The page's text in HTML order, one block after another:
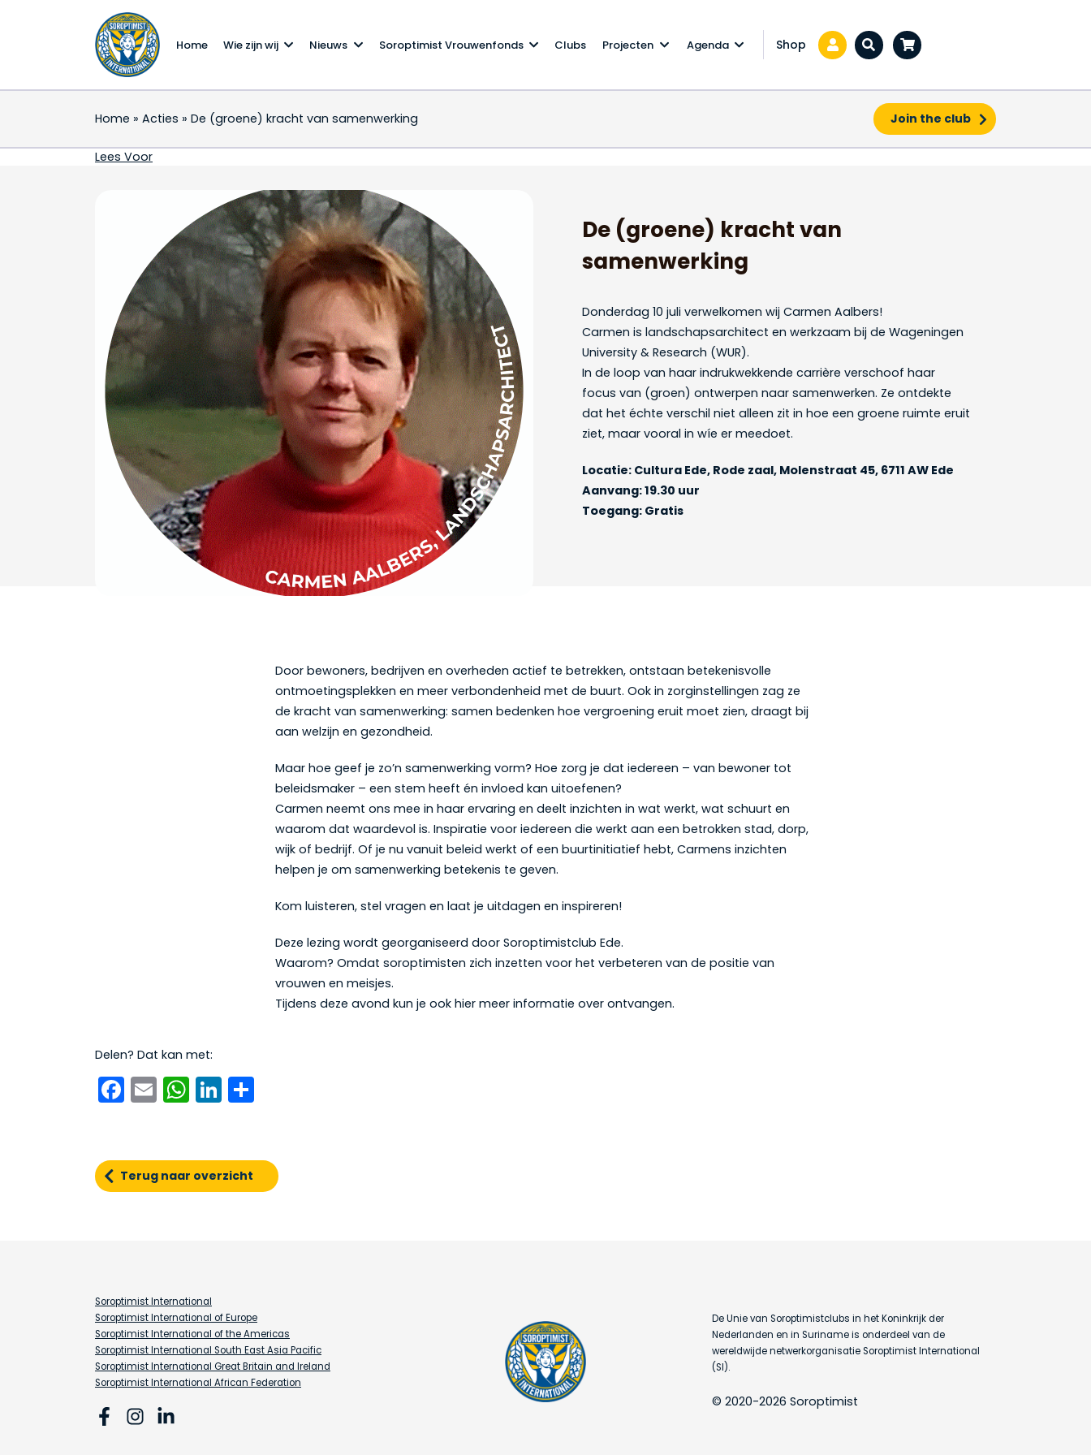
Home Wie zijn wij Nieuws Soroptimist Vrouwenfonds Clubs Projecten Agenda Shop Zoeken...
Home » Acties » De (groene) kracht van samenwerking Join the club
De (groene) kracht van samenwerking
Lees Voor
De (groene) kracht van
samenwerking
Donderdag 10 juli verwelkomen wij Carmen Aalbers!
Carmen is landschapsarchitect en werkzaam bij de Wageningen
University & Research (WUR).
In de loop van haar indrukwekkende carrière verschoof haar
focus van (groen) ontwerpen naar samenwerken. Ze ontdekte
dat het échte verschil niet alleen zit in hoe een groene ruimte eruit
ziet, maar vooral in wíe er meedoet.
Locatie: Cultura Ede, Rode zaal, Molenstraat 45, 6711 AW Ede
Aanvang: 19.30 uur
Toegang: Gratis
Door bewoners, bedrijven en overheden actief te betrekken, ontstaan betekenisvolle
ontmoetingsplekken en meer verbondenheid met de buurt. Ook in zorginstellingen zag ze
de kracht van samenwerking: samen bedenken hoe vergroening eruit moet zien, draagt bij
aan welzijn en gezondheid.
Maar hoe geef je zo’n samenwerking vorm? Hoe zorg je dat iedereen – van bewoner tot
beleidsmaker – een stem heeft én invloed kan uitoefenen?
Carmen neemt ons mee in haar ervaring en deelt inzichten in wat werkt, wat schuurt en
waarom dat waardevol is. Inspiratie voor iedereen die werkt aan een betrokken stad, dorp,
wijk of bedrijf. Of je nu vanuit beleid werkt of een buurtinitiatief hebt, Carmens inzichten
helpen je om samenwerking betekenis te geven.
Kom luisteren, stel vragen en laat je uitdagen en inspireren!
Deze lezing wordt georganiseerd door Soroptimistclub Ede.
Waarom? Omdat soroptimisten zich inzetten voor het verbeteren van de positie van
vrouwen en meisjes.
Tijdens deze avond kun je ook hier meer informatie over ontvangen.
Delen? Dat kan met:
Facebook
EmailWhatsApp
LinkedIn
Terug naar overzicht
Soroptimist International
Soroptimist International of Europe
Soroptimist International of the Americas
Soroptimist International South East Asia Pacific
Soroptimist International Great Britain and Ireland
Soroptimist International African Federation
De Unie van Soroptimistclubs in het Koninkrijk der
Nederlanden en in Suriname is onderdeel van de
wereldwijde netwerkorganisatie Soroptimist International
(SI).
© 2020-2026 Soroptimist